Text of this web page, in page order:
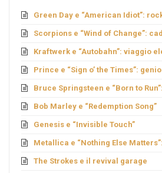
Green Day e “American Idiot”:
Scorpions e “Wind of Change”:
Kraftwerk e “Autobahn”: viaggio
Prince e “Sign o’ the Times”: genio
Bruce Springsteen e “Born to Run”:
Bob Marley e “Redemption Song”
Genesis e “Invisible Touch”
Metallica e “Nothing Else
The Strokes e il revival garage